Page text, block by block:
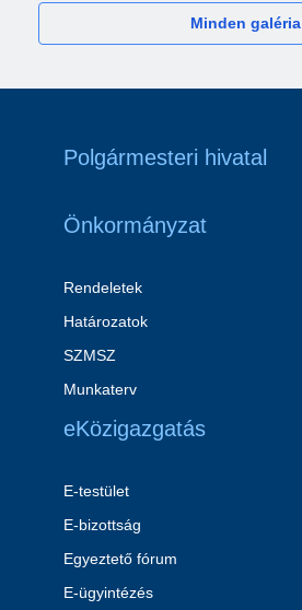
Minden galéria
Polgármesteri hivatal
Önkormányzat
Rendeletek
Határozatok
SZMSZ
Munkaterv
eKözigazgatás
E-testület
E-bizottság
Egyeztető fórum
E-ügyintézés